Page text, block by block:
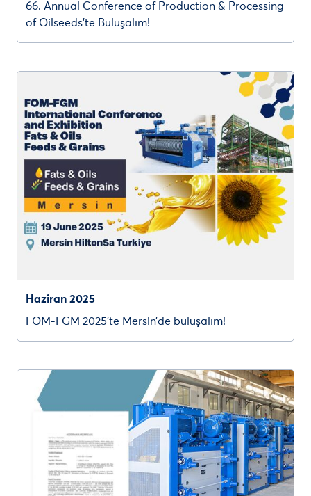
66. Annual Conference of Production & Processing
of Oilseeds’te Buluşalım!
Haziran 2025
FOM-FGM 2025’te Mersin’de buluşalım!